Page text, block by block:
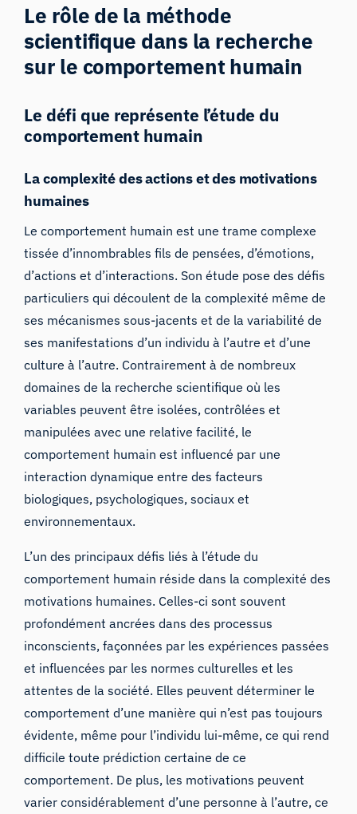
Le rôle de la méthode
scientifique dans la recherche
sur le comportement humain
Le défi que représente l’étude du
comportement humain
La complexité des actions et des motivations
humaines
Le comportement humain est une trame complexe
tissée d’innombrables fils de pensées, d’émotions,
d’actions et d’interactions. Son étude pose des défis
particuliers qui découlent de la complexité même de
ses mécanismes sous-jacents et de la variabilité de
ses manifestations d’un individu à l’autre et d’une
culture à l’autre. Contrairement à de nombreux
domaines de la recherche scientifique où les
variables peuvent être isolées, contrôlées et
manipulées avec une relative facilité, le
comportement humain est influencé par une
interaction dynamique entre des facteurs
biologiques, psychologiques, sociaux et
environnementaux.
L’un des principaux défis liés à l’étude du
comportement humain réside dans la complexité des
motivations humaines. Celles-ci sont souvent
profondément ancrées dans des processus
inconscients, façonnées par les expériences passées
et influencées par les normes culturelles et les
attentes de la société. Elles peuvent déterminer le
comportement d’une manière qui n’est pas toujours
évidente, même pour l’individu lui-même, ce qui rend
difficile toute prédiction certaine de ce
comportement. De plus, les motivations peuvent
varier considérablement d’une personne à l’autre, ce
Posez des questions sur les méthodes de